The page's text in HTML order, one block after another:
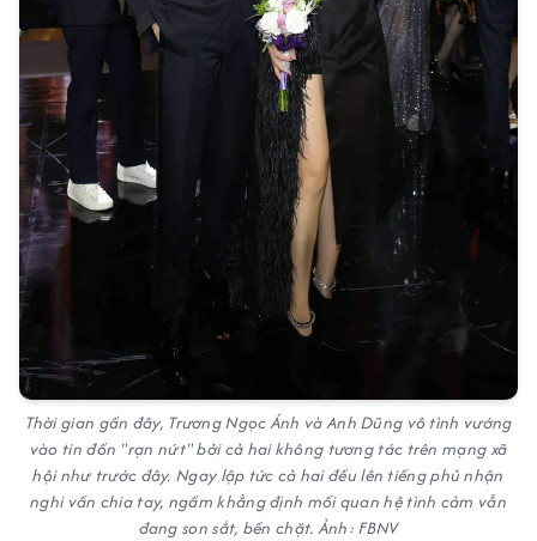
Thời gian gần đây, Trương Ngọc Ánh và Anh Dũng vô tình vướng
vào tin đồn "rạn nứt" bởi cả hai không tương tác trên mạng xã
hội như trước đây. Ngay lập tức cả hai đều lên tiếng phủ nhận
nghi vấn chia tay, ngầm khẳng định mối quan hệ tình cảm vẫn
đang son sắt, bền chặt. Ảnh: FBNV